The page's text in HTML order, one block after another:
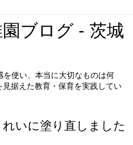
ブログ - 茨城
を使い、本当に大切なものは何
据えた教育・保育を実践してい
いに塗り直しました